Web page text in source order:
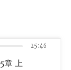
章 上
25:46